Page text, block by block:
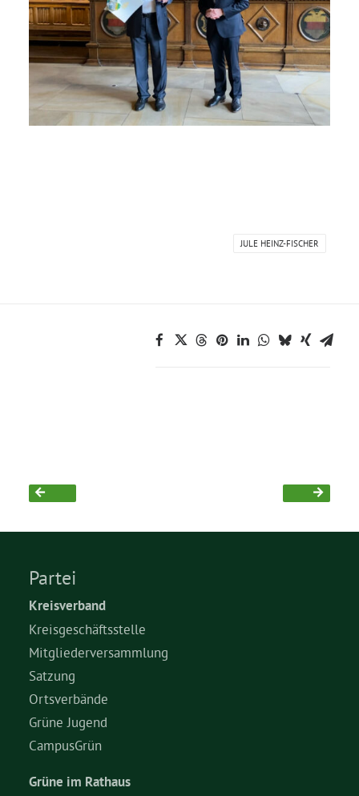
Termine
Arbeitsgruppen
Mitglied werden
Kontakt
JULE HEINZ-FISCHER
Partei
Kreisverband
Kreisgeschäftsstelle
Mitgliederversammlung
Satzung
Ortsverbände
Grüne Jugend
CampusGrün
Grüne im Rathaus